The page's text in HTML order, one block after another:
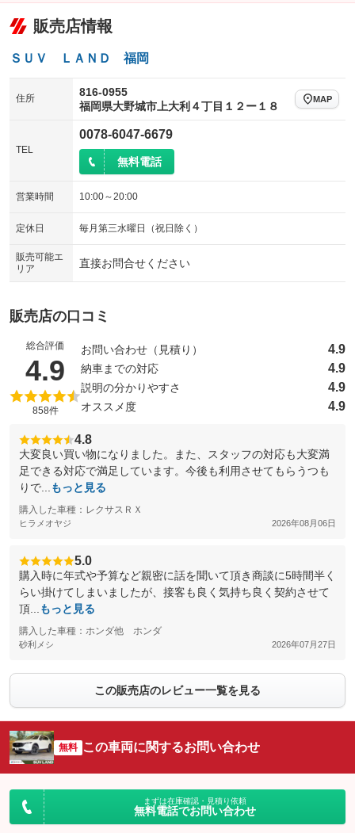
販売店情報
ＳＵＶ ＬＡＮＤ 福岡
住所
816-0955
福岡県大野城市上大利４丁目１２ー１８
MAP
TEL
0078-6047-6679
無料電話
営業時間 10:00～20:00
定休日 毎月第三水曜日（祝日除く）
販売可能エ
リア
直接お問合せください
販売店の口コミ
総合評価
4.9 （5点満点中）
858件
お問い合わせ（見積り） 4.9
納車までの対応 4.9
説明の分かりやすさ 4.9
オススメ度 4.9
4.8
大変良い買い物になりました。また、スタッフの対応も大変満
足できる対応で満足しています。今後も利用させてもらうつも
りで...
もっと見る
購入した車種：レクサスＲＸ
ヒラメオヤジ 2026年08月06日
5.0
購入時に年式や予算など親密に話を聞いて頂き商談に5時間半く
らい掛けてしまいましたが、接客も良く気持ち良く契約させて
頂...
もっと見る
購入した車種：ホンダ他 ホンダ
砂利メシ 2026年07月27日
この販売店のレビュー一覧を見る
無料 この車両に関するお問い合わせ
まずは在庫確認・見積り依頼
無料電話でお問い合わせ